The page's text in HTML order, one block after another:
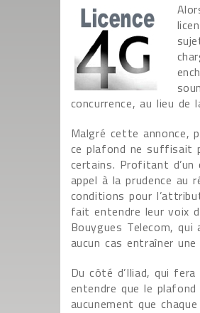
concurrence, au lieu de
Malgré cette annonce,
ce plafond ne suffisait
certains. Profitant
appel à la prudence au
conditions pour
fait entendre leur voix
Bouygues Telecom,
aucun cas entraîner
Du côté d’Iliad, qui
entendre que le
aucunement que